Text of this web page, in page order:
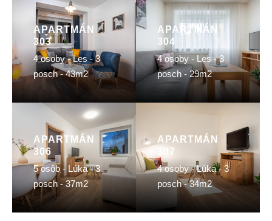
APARTMÁN
303
4 osoby - Les - 3
posch - 43m2
APARTMÁN
304
4 osoby - Les - 3
posch - 29m2
APARTMÁN
306
5 osôb - Lúka - 3
posch - 37m2
APARTMÁN
307
4 osoby - Lúka - 3
posch - 34m2